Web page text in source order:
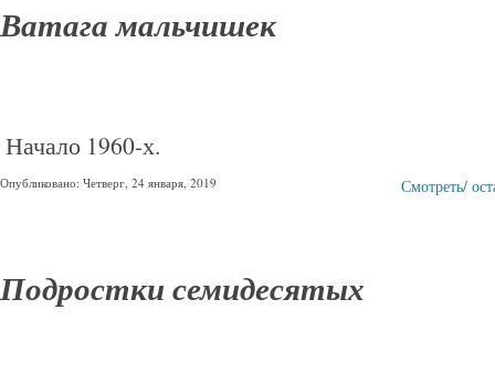
Ватага мальчишек
Начало 1960-х.
Опубликовано: Четверг, 24 января, 2019 Смотреть/
Подростки семидесятых